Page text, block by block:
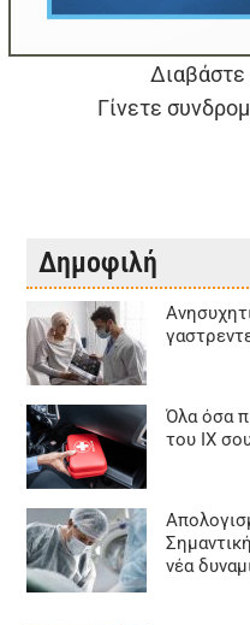
Διαβάστε
Γίνετε
Δημοφιλή
Όλα όσα
του ΙΧ
νέα